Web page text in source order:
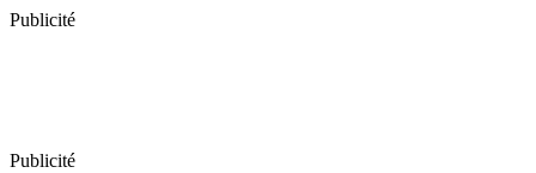
Publicité
Publicité